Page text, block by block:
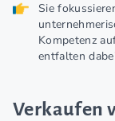
Sie
Kompetenz
entfalten
Verkaufen